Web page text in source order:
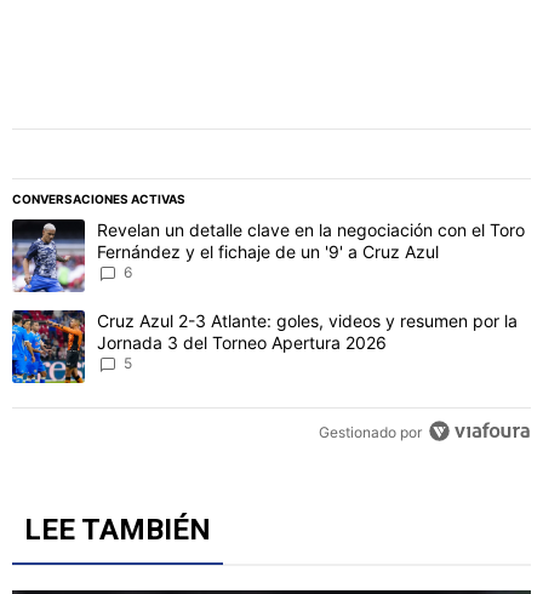
CONVERSACIONES ACTIVAS
Este listado muestra los artículos con más comentarios en los
Un artículo de tendencia con el título "Revelan un detalle clave
Revelan un detalle clave en la negociación con el Toro
Fernández y el fichaje de un '9' a Cruz Azul
6
Un artículo de tendencia con el título "Cruz Azul 2-3 Atlante:
Cruz Azul 2-3 Atlante: goles, videos y resumen por la
Jornada 3 del Torneo Apertura 2026
5
Gestionado por
LEE TAMBIÉN